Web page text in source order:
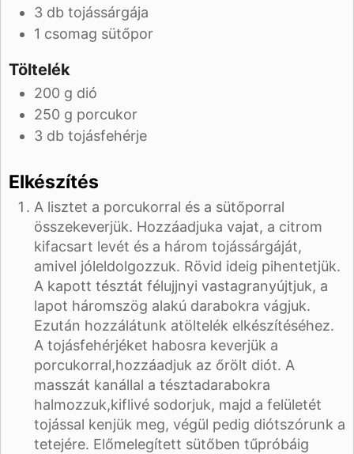
3 db tojássárgája
1 csomag sütőpor
Töltelék
200 g dió
250 g porcukor
3 db tojásfehérje
Elkészítés
A lisztet a porcukorral és a sütőporral
összekeverjük. Hozzáadjuka vajat, a citrom
kifacsart levét és a három tojássárgáját,
amivel jóleldolgozzuk. Rövid ideig pihentetjük.
A kapott tésztát félujjnyi vastagranyújtjuk, a
lapot háromszög alakú darabokra vágjuk.
Ezután hozzálátunk atöltelék elkészítéséhez.
A tojásfehérjéket habosra keverjük a
porcukorral,hozzáadjuk az őrölt diót. A
masszát kanállal a tésztadarabokra
halmozzuk,kiflivé sodorjuk, majd a felületét
tojással kenjük meg, végül pedig diótszórunk a
tetejére. Előmelegített sütőben tűpróbáig